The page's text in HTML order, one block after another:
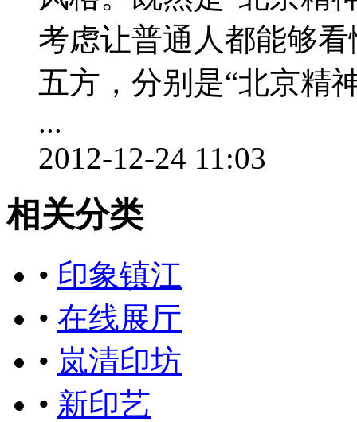
考虑让普通人都能够
五方，分别是“北京精
...
2012-12-24 11:03
相关分类
• 印象镇江
• 在线展厅
• 岚清印坊
• 新印艺